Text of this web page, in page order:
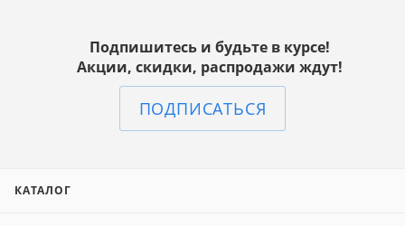
Подпишитесь и будьте в курсе!
Акции, скидки, распродажи ждут!
ПОДПИСАТЬСЯ
КАТАЛОГ